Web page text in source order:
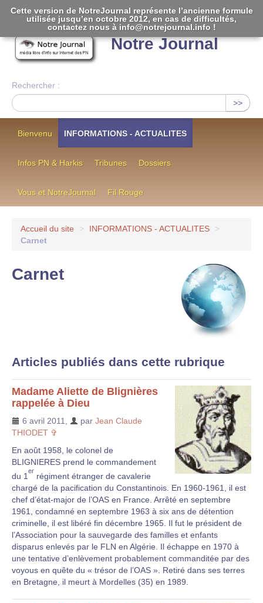
Notre Journal
Rechercher :
>>
Bienvenu INFORMATIONS - ACTUALITES
Infos PN & Harkis Tribunes Dossiers
Vous et NotreJournal Fil Rouge
Accueil du site > INFORMATIONS - ACTUALITES
>
Carnet
Carnet
Articles publiés dans cette rubrique
Madame Aliette de Blignières
rappelée à Dieu
6 avril 2011 par Jean Claude
THIODET ✞
En août 1958, le colonel de
BLIGNIERES prend le commandement
du 1
er
régiment étranger de cavalerie
chargé de la pacification du Constantinois. En 1960-1961, il est
chef d’état-major de l’OAS en France. Arrêté en septembre
1961, condamné en septembre 1963 à six ans de détention
criminelle, il est libéré fin décembre 1965. Il fut le président de
l’Association pour la sauvegarde des familles et enfants
disparus enlevés par le FLN en Algérie. Il échappe en 1970 à
une tentative d’enlèvement probablement commanditée par des
voyous en quête du « trésor de l’OAS ». Retiré dans ses terres
en Bretagne, il meurt à Mordelles (35) en 1989.
Cette version de NotreJournal représente l’ancienne formule
utilisée jusqu’en octobre 2012, en cas de difficultés,
contactez nous à info@notrejournal.info !